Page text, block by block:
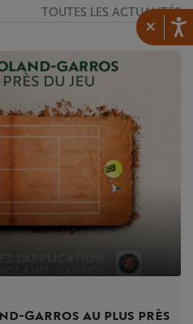
×
TOUTES LES ACTUALITÉS
Garros au plus près